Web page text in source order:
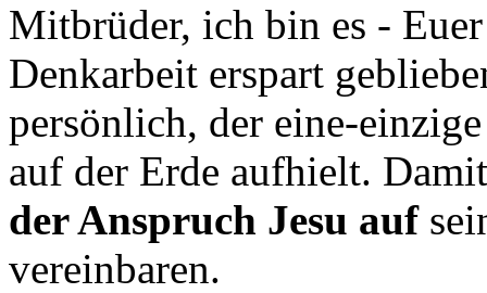
Mitbrüder, ich bin es -
Denkarbeit erspart
persönlich, der eine-
auf der Erde aufhielt.
der Anspruch Jesu auf
vereinbaren.